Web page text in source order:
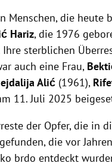
Menschen, die heute
Hariz, die 1976
Ihre sterblichen
auch eine Frau,
Alić (1961),
11. Juli 2025
der Opfer, die in
die vor
brdo entdeckt